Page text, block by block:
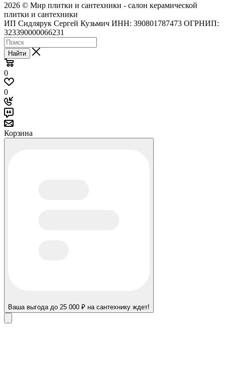
2026 © Мир плитки и сантехники - салон керамической
плитки и сантехники
ИП Сидлярук Сергей Кузьмич ИНН: 390801787473 ОГРНИП:
323390000066231
Найти
0
0
Корзина
Ваша выгода до 25 000 ₽ на сантехнику ждет!